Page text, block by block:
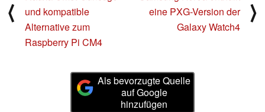
⟨
und kompatible
Alternative zum
Raspberry Pi CM4
eine PXG-Version der
Galaxy Watch4
⟩
Als bevorzugte Quelle
auf Google
hinzufügen